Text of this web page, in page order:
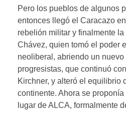
Pero los pueblos de algunos
entonces llegó el Caracazo
rebelión militar y finalmente
Chávez, quien tomó el poder
neoliberal, abriendo un
progresistas, que continuó
Kirchner, y alteró el equilibrio
continente. Ahora se
lugar de ALCA, formalmente